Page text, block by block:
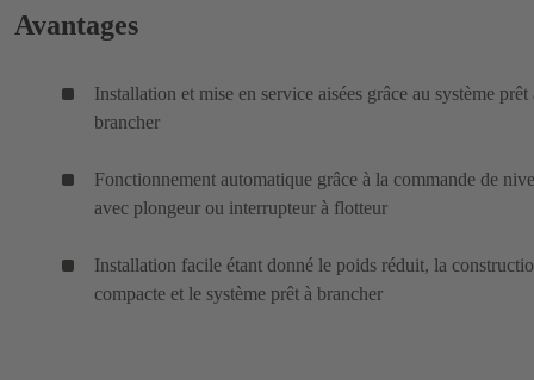
Avantages
Installation et mise en service aisées grâce au système prêt
brancher
Fonctionnement automatique grâce à la commande de
avec plongeur ou interrupteur à flotteur
Installation facile étant donné le poids réduit, la
compacte et le système prêt à brancher